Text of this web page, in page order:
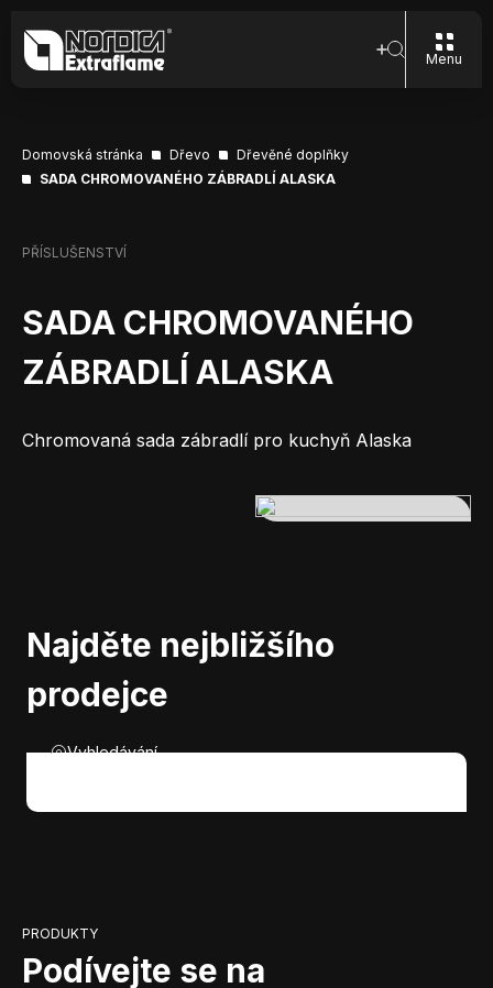
Menu
Domovská stránka Dřevo
Dřevěné doplňky
SADA CHROMOVANÉHO ZÁBRADLÍ ALASKA
PŘÍSLUŠENSTVÍ
SADA CHROMOVANÉHO
ZÁBRADLÍ ALASKA
Chromovaná sada zábradlí pro kuchyň Alaska
Najděte nejbližšího
prodejce
Vyhledávání
PRODUKTY
Podívejte se na